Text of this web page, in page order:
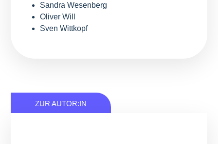
Sandra Wesenberg
Oliver Will
Sven Wittkopf
ZUR AUTOR:IN